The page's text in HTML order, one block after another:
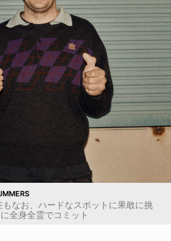
なお、ハードなスポットに果敢に挑
全身全霊でコミット